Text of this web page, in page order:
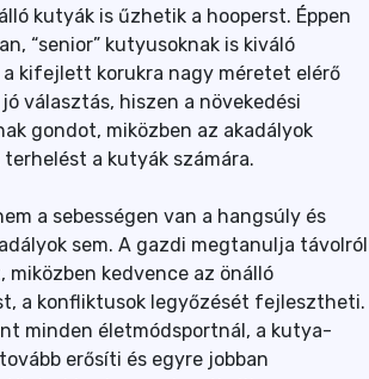
kutyák is űzhetik a hooperst. Éppen
“senior” kutyusoknak is kiváló
kifejlett korukra nagy méretet elérő
választás, hiszen a növekedési
gondot, miközben az akadályok
a kutyák számára.
a sebességen van a hangsúly és
sem. A gazdi megtanulja távolról
kedvence az önálló
a konfliktusok legyőzését fejlesztheti.
minden életmódsportnál, a kutya-
erősíti és egyre jobban